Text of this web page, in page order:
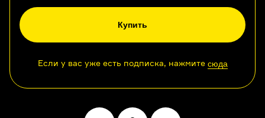
Купить
Если у вас уже есть подписка, нажмите сюда